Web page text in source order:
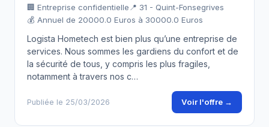
🏢 Entreprise confidentielle 📍 31 - Quint-Fonsegrives
💰 Annuel de 20000.0 Euros à 30000.0 Euros
Logista Hometech est bien plus qu’une entreprise de
services. Nous sommes les gardiens du confort et de
la sécurité de tous, y compris les plus fragiles,
notamment à travers nos c…
Publiée le 25/03/2026 Voir l'offre →